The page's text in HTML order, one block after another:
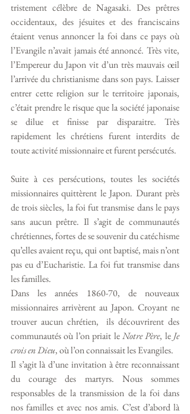
tristement célèbre de Nagasaki. Des prêtres
occidentaux, des jésuites et des franciscains
étaient venus annoncer la foi dans ce pays où
l’Evangile n’avait jamais été annoncé. Très vite,
l’Empereur du Japon vit d’un très mauvais œil
l’arrivée du christianisme dans son pays. Laisser
entrer cette religion sur le territoire japonais,
c’était prendre le risque que la société japonaise
se dilue et finisse par disparaitre. Très
rapidement les chrétiens furent interdits de
toute activité missionnaire et furent persécutés.
Suite à ces persécutions, toutes les sociétés
missionnaires quittèrent le Japon. Durant près
de trois siècles, la foi fut transmise dans le pays
sans aucun prêtre. Il s’agit de communautés
chrétiennes, fortes de se souvenir du catéchisme
qu’elles avaient reçu, qui ont baptisé, mais n’ont
pas eu d’Eucharistie. La foi fut transmise dans
les familles.
Dans les années 1860-70, de nouveaux
missionnaires arrivèrent au Japon. Croyant ne
trouver aucun chrétien,  ils découvrirent des
communautés où l’on priait le Notre Père, le Je
crois en Dieu, où l’on connaissait les Evangiles.
Il s’agit là d’une invitation à être reconnaissant
du courage des martyrs. Nous sommes
responsables de la transmission de la foi dans
nos familles et avec nos amis. C’est d’abord là